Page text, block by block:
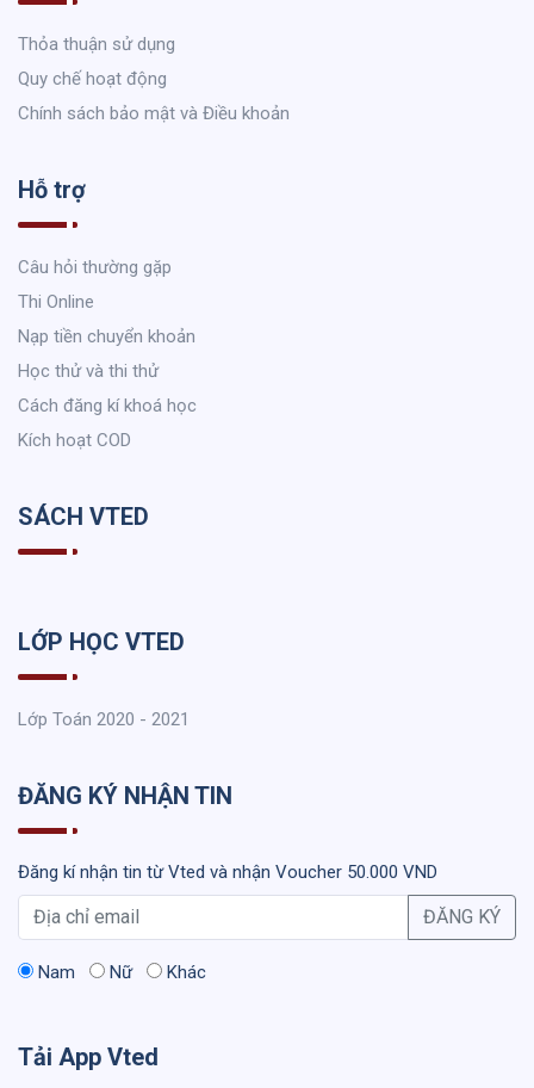
Thỏa thuận sử dụng
Quy chế hoạt động
Chính sách bảo mật và Điều khoản
Hỗ trợ
Câu hỏi thường gặp
Thi Online
Nạp tiền chuyển khoản
Học thử và thi thử
Cách đăng kí khoá học
Kích hoạt COD
SÁCH VTED
LỚP HỌC VTED
Lớp Toán 2020 - 2021
ĐĂNG KÝ NHẬN TIN
Đăng kí nhận tin từ Vted và nhận Voucher 50.000 VND
ĐĂNG KÝ
Nam Nữ Khác
Tải App Vted